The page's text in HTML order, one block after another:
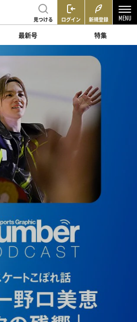
見つける ログイン 新規登録
最新号 特集
んの天才」阪神タイガー
代恩師が語るマニアッ
？《常葉橘高校》
夏を終わらせた三塁手…
「甲子園ラストゲーム」
て校内へ!?」荒木大輔と
実は横浜と同じタイプで
ル対談》
校の“歴代最強エース”は
件「人間的には丹波し